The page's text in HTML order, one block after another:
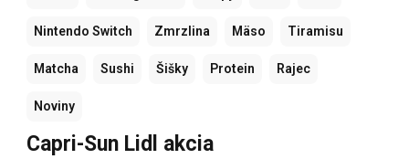
Nintendo Switch Zmrzlina Mäso Tiramisu
Matcha Sushi Šišky Protein Rajec
Noviny
Capri-Sun Lidl akcia